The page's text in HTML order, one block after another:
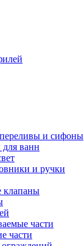
и сифоны
ванн
и ручки
клапаны
части
части